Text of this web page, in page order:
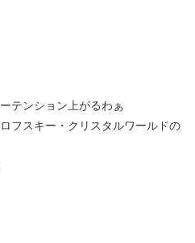
テンション上がるわぁ
フスキー・クリスタルワールドの